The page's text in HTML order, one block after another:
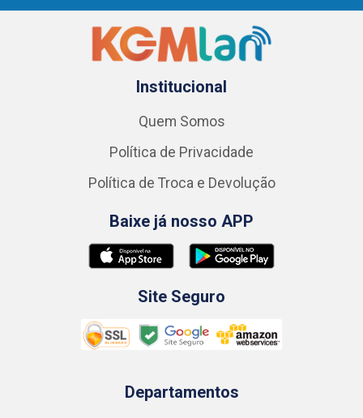
Institucional
Quem Somos
Política de Privacidade
Política de Troca e Devolução
Baixe já nosso APP
Site Seguro
Departamentos